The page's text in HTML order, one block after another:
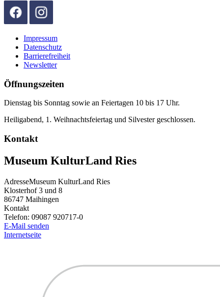
Impressum
Datenschutz
Barrierefreiheit
Newsletter
Öffnungszeiten
Dienstag bis Sonntag sowie an Feiertagen 10 bis 17 Uhr.
Heiligabend, 1. Weihnachtsfeiertag und Silvester geschlossen.
Kontakt
Museum KulturLand Ries
AdresseMuseum KulturLand Ries
Klosterhof 3 und 8
86747 Maihingen
Kontakt
Telefon: 09087 920717-0
E-Mail senden
Internetseite